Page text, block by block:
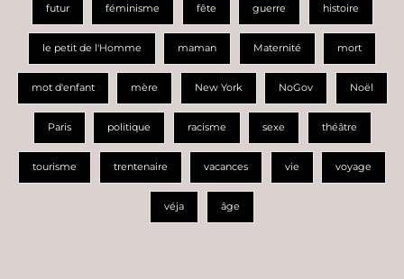
futur féminisme fête guerre histoire
le petit de l'Homme maman Maternité mort
mot d'enfant mère New York NoGov Noël
Paris politique racisme sexe théâtre
tourisme trentenaire vacances vie voyage
véja âge